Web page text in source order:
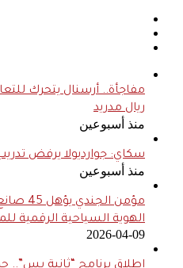
مفاجأة.. أرسنال يتحرك
ريال مدريد
منذ أسبوعين
سكاي: جوارديولا يرفض
منذ أسبوعين
مؤمن
الهوية السياحية الرقمية
2026-04-09